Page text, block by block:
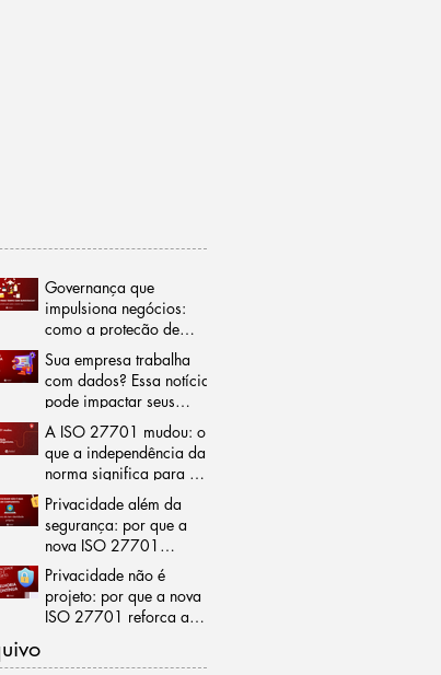
Governança que
impulsiona negócios:
como a proteção de
dados pode reduzir
burocracias e abrir
portas para o mercado
internacional
Sua empresa trabalha
com dados? Essa notícia
pode impactar seus
negócios
A ISO 27701 mudou: o
que a independência da
norma significa para a
gestão da privacidade
Privacidade além da
segurança: por que a
nova ISO 27701
representa um marco
para as organizações
Privacidade não é
projeto: por que a nova
ISO 27701 reforça a